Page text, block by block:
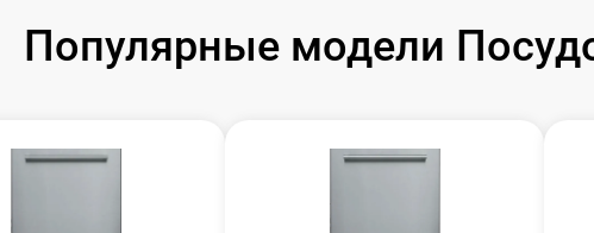
Популярные модели